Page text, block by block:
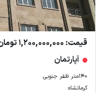
قیمت: 1,200,000,000 تومان
آپارتمان
140متر ظفر جنوبی
کرمانشاه